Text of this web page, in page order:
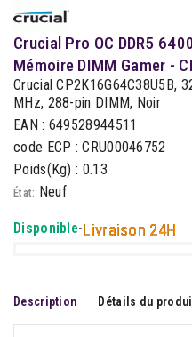
Crucial Pro OC DDR5
Mémoire DIMM Gamer -
Crucial CP2K16G64C38U5B,
MHz, 288-pin DIMM, Noir
EAN : 649528944511
code ECP : CRU00046752
Poids(Kg) : 0.13
État: Neuf
Disponible-Livraison 24H
Description Détails du